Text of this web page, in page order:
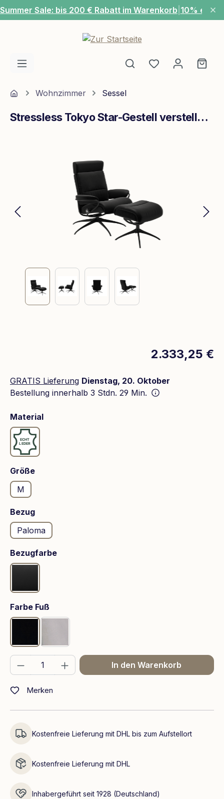
Zum Hauptinhalt springen
Summer Sale: bis 200 € Rabatt im Warenkorb 10% extra
Du hast 0
HomeWohnzimmer Sessel
Stressless Tokyo Star-Gestell verstellbare Kopfstütze M Leder Paloma Black Mattschwarz
2.333,25 €
GRATIS Lieferung Dienstag, 20. Oktober
Bestellung innerhalb 3 Stdn. 29 Min.
Materialauswählen
Leder
Größeauswählen
M
Bezugauswählen
Paloma
Bezugfarbeauswählen
Farbe Fuß
Produkt Anzahl: Gib den gewünschten
In den Warenkorb
Merken
Kostenfreie Lieferung mit DHL bis zum Aufstellort
Kostenfreie Lieferung mit DHL
Inhabergeführt seit 1928 (Deutschland)